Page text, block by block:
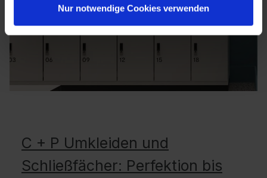
Nur notwendige Cookies verwenden
C + P Umkleiden und
Schließfächer: Perfektion bis